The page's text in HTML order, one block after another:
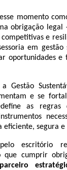
momento
obrigação
e
em gestão
oportunidades e
Gestão
e se
as
eficiente, segura e
escritório
que cumprir
parceiro